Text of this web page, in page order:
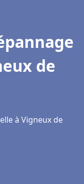
de
à Vigneux de